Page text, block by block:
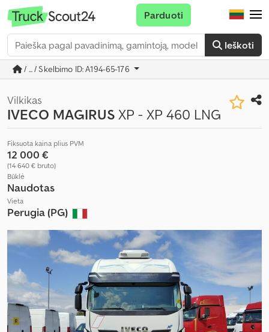
Ieškoti
Parduoti
/ ... / Skelbimo ID: A194-65-176
Vilkikas
IVECO MAGIRUSXP - XP 460 LNG
Fiksuota kaina plius PVM
12 000 €
(14 640 € bruto)
Būklė
Naudotas
Vieta
Perugia (PG)